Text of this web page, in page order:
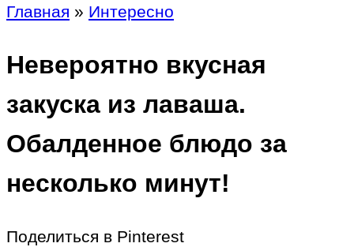
Главная » Интересно
Невероятно вкусная
закуска из лаваша.
Обалденное блюдо за
несколько минут!
Поделиться в Pinterest